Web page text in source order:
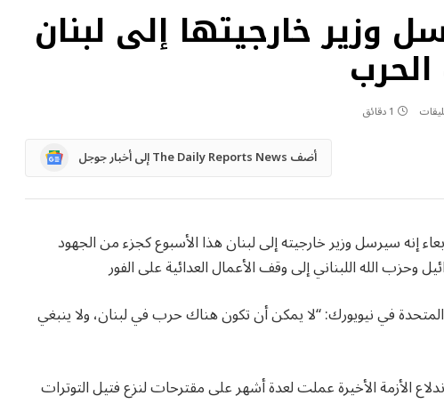
وزير خارجيتها إلى لبنان
1 دقائق
أضف The Daily Reports News إلى أخبار جوجل Google
News
إنه سيرسل وزير خارجيته إلى لبنان هذا الأسبوع كجزء من الجهود
وحزب الله اللبناني إلى وقف الأعمال العدائية على الفور
المتحدة في نيويورك: “لا يمكن أن تكون هناك حرب في لبنان، ولا ينبغي
الأزمة الأخيرة عملت لعدة أشهر على مقترحات لنزع فتيل التوترات